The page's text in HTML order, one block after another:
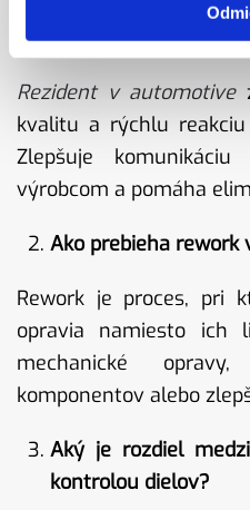
Aké výhody prináša
Rezident v automotive
kvalitu a rýchlu
Zlepšuje
výrobcom a pomáha
Ako prebieha rework
Rework je proces, pri
opravia namiesto ich
mechanické
komponentov alebo
Aký je rozdiel
kontrolou dielov?